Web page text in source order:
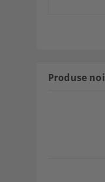
Produse noi